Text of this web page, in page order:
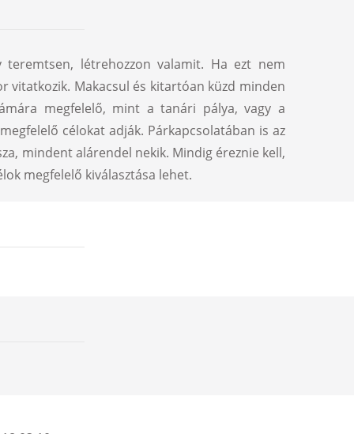
teremtsen, létrehozzon valamit. Ha ezt nem
vitatkozik. Makacsul és kitartóan küzd minden
megfelelő, mint a tanári pálya, vagy a
célokat adják. Párkapcsolatában is az
mindent alárendel nekik. Mindig éreznie kell,
megfelelő kiválasztása lehet.